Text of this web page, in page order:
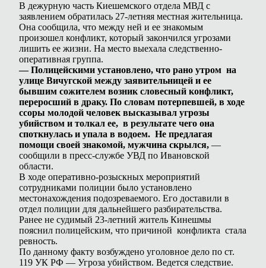
В дежурную часть Киешемского отдела МВД с
заявлением обратилась 27-летняя местная жительница.
Она сообщила, что между ней и ее знакомым
произошел конфликт, который закончился угрозами
лишить ее жизни. На место выехала следственно-
оперативная группа.
— Полицейскими установлено, что рано утром на
улице Вичугской между заявительницей и ее
бывшим сожителем возник словесный конфликт,
переросший в драку. По словам потерпевшей, в ходе
ссоры молодой человек высказывал угрозы
убийством и толкал ее, в результате чего она
споткнулась и упала в водоем. Не предлагая
помощи своей знакомой, мужчина скрылся, —
сообщили в пресс-службе УВД по Ивановской
области.
В ходе оперативно-розыскных мероприятий
сотрудниками полиции было установлено
местонахождения подозреваемого. Его доставили в
отдел полиции для дальнейшего разбирательства.
Ранее не судимый 23-летний житель Кинешмы
пояснил полицейским, что причиной конфликта стала
ревность.
По данному факту возбуждено уголовное дело по ст.
119 УК РФ — Угроза убийством. Ведется следствие.